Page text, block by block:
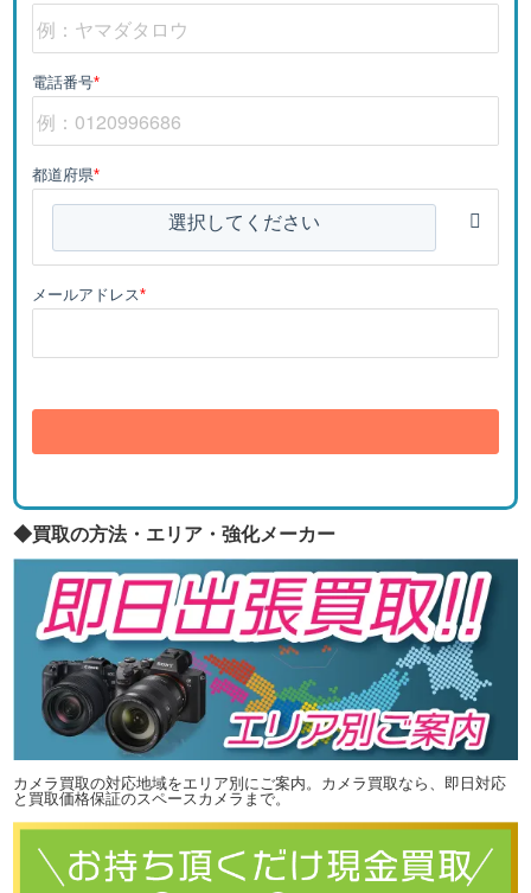
電話番号*
都道府県*
選択してください
メールアドレス*
◆買取の方法・エリア・強化メーカー
カメラ買取の対応地域をエリア別にご案内。カメラ買取なら、即日対応
と買取価格保証のスペースカメラまで。